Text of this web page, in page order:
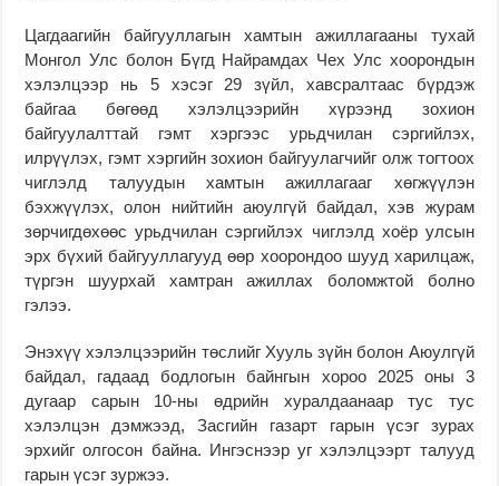
Цагдаагийн байгууллагын хамтын ажиллагааны тухай
Монгол Улс болон Бүгд Найрамдах Чех Улс хоорондын
хэлэлцээр нь 5 хэсэг 29 зүйл, хавсралтаас бүрдэж
байгаа бөгөөд хэлэлцээрийн хүрээнд зохион
байгуулалттай гэмт хэргээс урьдчилан сэргийлэх,
илрүүлэх, гэмт хэргийн зохион байгуулагчийг олж тогтоох
чиглэлд талуудын хамтын ажиллагааг хөгжүүлэн
бэхжүүлэх, олон нийтийн аюулгүй байдал, хэв журам
зөрчигдөхөөс урьдчилан сэргийлэх чиглэлд хоёр улсын
эрх бүхий байгууллагууд өөр хоорондоо шууд харилцаж,
түргэн шуурхай хамтран ажиллах боломжтой болно
гэлээ.
Энэхүү хэлэлцээрийн төслийг Хууль зүйн болон Аюулгүй
байдал, гадаад бодлогын байнгын хороо 2025 оны 3
дугаар сарын 10-ны өдрийн хуралдаанаар тус тус
хэлэлцэн дэмжээд, Засгийн газарт гарын үсэг зурах
эрхийг олгосон байна. Ингэснээр уг хэлэлцээрт талууд
гарын үсэг зуржээ.